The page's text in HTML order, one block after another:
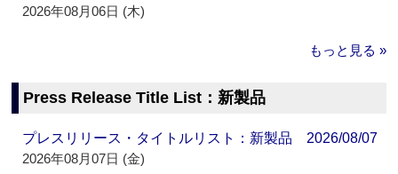
2026年08月06日 (木)
もっと見る »
Press Release Title List：新製品
プレスリリース・タイトルリスト：新製品 2026/08/07
2026年08月07日 (金)